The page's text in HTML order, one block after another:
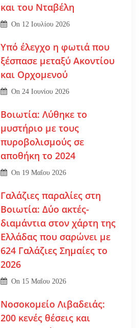
και του Νταβέλη
On 12 Ιουλίου 2026
Υπό έλεγχο η φωτιά που
ξέσπασε μεταξύ Ακοντίου
και Ορχομενού
On 24 Ιουνίου 2026
Βοιωτία: Λύθηκε το
μυστήριο με τους
πυροβολισμούς σε
αποθήκη το 2024
On 19 Μαΐου 2026
Γαλάζιες παραλίες στη
Βοιωτία: Δύο ακτές-
διαμάντια στον χάρτη της
Ελλάδας που σαρώνει με
624 Γαλάζιες Σημαίες το
2026
On 15 Μαΐου 2026
Νοσοκομείο Λιβαδειάς:
200 κενές θέσεις και